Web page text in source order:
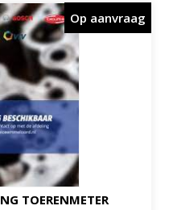
TOERENMETER
Op aanvraag